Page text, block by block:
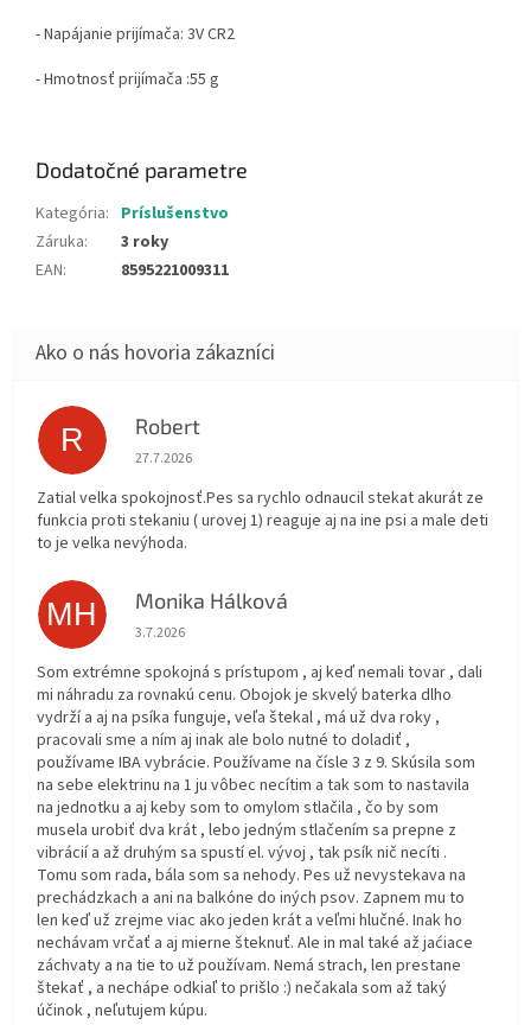
- Napájanie prijímača: 3VCR2
- Hmotnosť prijímača :55 g
Dodatočné parametre
Kategória: Príslušenstvo
Záruka:
3 roky
EAN: 8595221009311
R Robert
Hodnotenie obchodu je 5 z 5 hviezdičiek.
27.7.2026
Zatial velka spokojnosť.Pes sa rychlo odnaucil stekat akurát ze
funkcia proti stekaniu ( urovej 1) reaguje aj na ine psi a male deti
to je velka nevýhoda.
MH Monika Hálková
Hodnotenie obchodu je 5 z 5 hviezdičiek.
3.7.2026
Som extrémne spokojná s prístupom , aj keď nemali tovar , dali
mi náhradu za rovnakú cenu. Obojok je skvelý baterka dlho
vydrží a aj na psíka funguje, veľa štekal , má už dva roky ,
pracovali sme a ním aj inak ale bolo nutné to doladiť ,
používame IBA vybrácie. Používame na čísle 3 z 9. Skúsila som
na sebe elektrinu na 1 ju vôbec necítim a tak som to nastavila
na jednotku a aj keby som to omylom stlačila , čo by som
musela urobiť dva krát , lebo jedným stlačením sa prepne z
vibrácií a až druhým sa spustí el. vývoj , tak psík nič necíti .
Tomu som rada, bála som sa nehody. Pes už nevystekava na
prechádzkach a ani na balkóne do iných psov. Zapnem mu to
len keď už zrejme viac ako jeden krát a veľmi hlučné. Inak ho
nechávam vrčať a aj mierne šteknuť. Ale in mal také až jaćiace
záchvaty a na tie to už používam. Nemá strach, len prestane
štekať , a nechápe odkiaľ to prišlo :) nečakala som až taký
účinok , neľutujem kúpu.